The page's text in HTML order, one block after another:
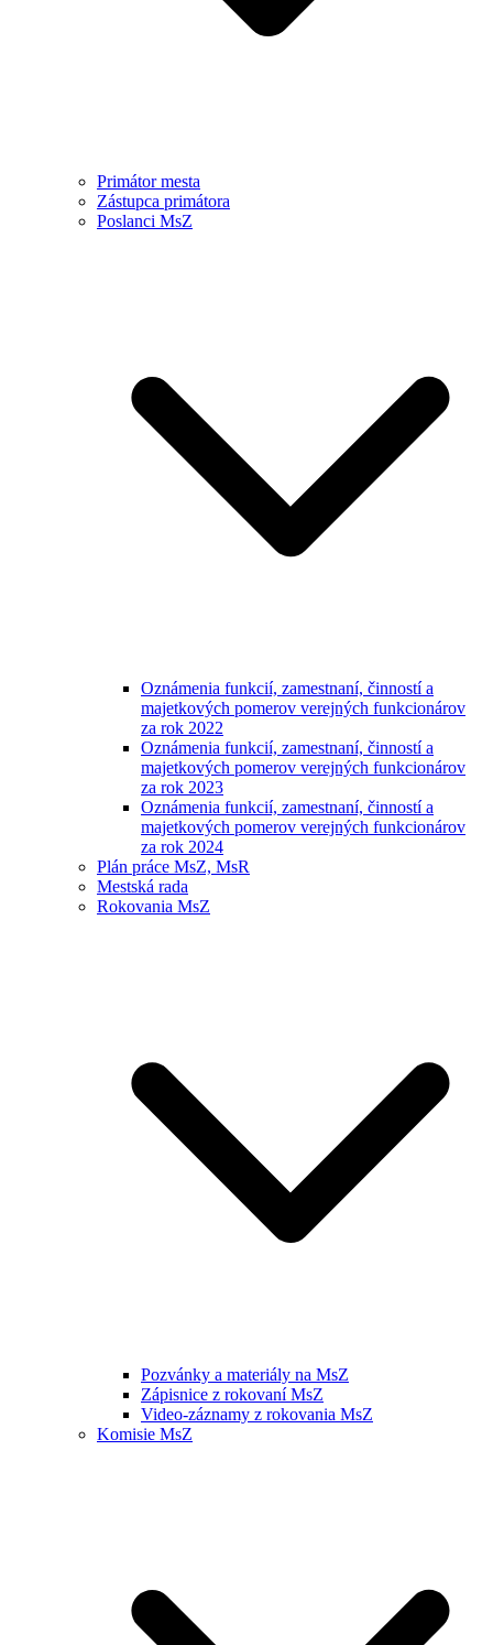
Primátor mesta
Zástupca primátora
Poslanci MsZ
Oznámenia funkcií, zamestnaní, činností a
majetkových pomerov verejných funkcionárov
za rok 2022
Oznámenia funkcií, zamestnaní, činností a
majetkových pomerov verejných funkcionárov
za rok 2023
Oznámenia funkcií, zamestnaní, činností a
majetkových pomerov verejných funkcionárov
za rok 2024
Plán práce MsZ, MsR
Mestská rada
Rokovania MsZ
Pozvánky a materiály na MsZ
Zápisnice z rokovaní MsZ
Video-záznamy z rokovania MsZ
Komisie MsZ